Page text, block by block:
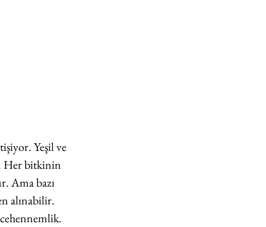
Yeşil ve
Her bitkinin
Ama bazı
alınabilir.